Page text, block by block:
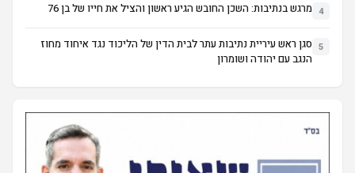
4 מרגש בנתיבות: השכן החובש הגיע ראשון והציל את חייו של בן 76
5 סגן ראש עיריית נתיבות עתר לבית הדין של הליכוד נגד איחוד מחוז
הנגב עם יהודה ושומרון